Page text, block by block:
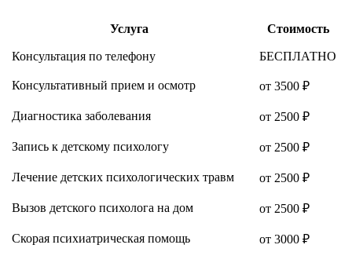
Услуга Стоимость
Консультация по телефону БЕСПЛАТНО
Консультативный прием и осмотр от 3500 ₽
Диагностика заболевания от 2500 ₽
Запись к детскому психологу от 2500 ₽
Лечение детских психологических травм от 2500 ₽
Вызов детского психолога на дом от 2500 ₽
Скорая психиатрическая помощь от 3000 ₽